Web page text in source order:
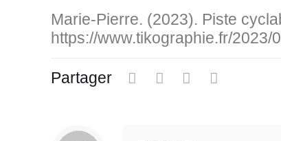
Marie-Pierre. (2023). Piste
https://www.tikographie.fr/
Partager